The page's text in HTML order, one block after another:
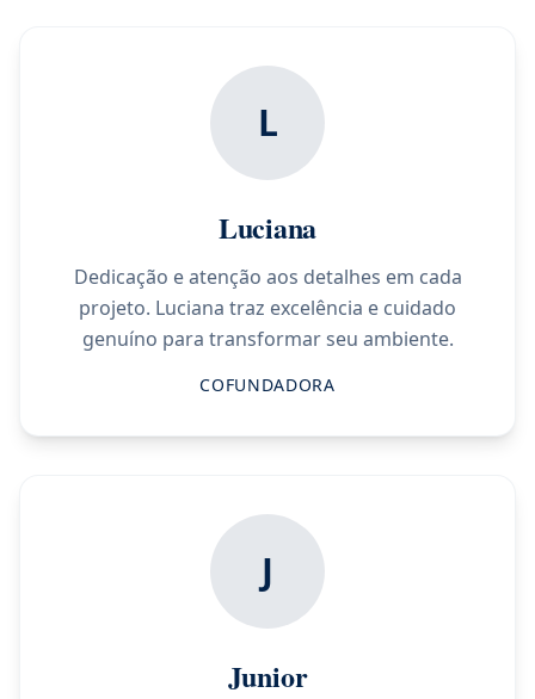
L
Luciana
Dedicação e atenção aos detalhes em cada
projeto. Luciana traz excelência e cuidado
genuíno para transformar seu ambiente.
COFUNDADORA
J
Junior